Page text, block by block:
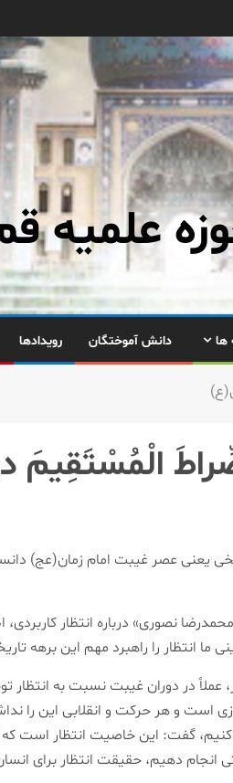
علمیه
ها دانش آموختگان رویدادها
الْمُسْتَقِيمَ
یعنی عصر غیبت امام
نصوری» درباره انتظار
ما انتظار را راهبرد مهم این برهه
در دوران غیبت نسبت به انتظار
است و هر حركت و انقلابی این را
كنیم، گفت: این خاصیت انتظار است
دهیم، حقیقت انتظار برای